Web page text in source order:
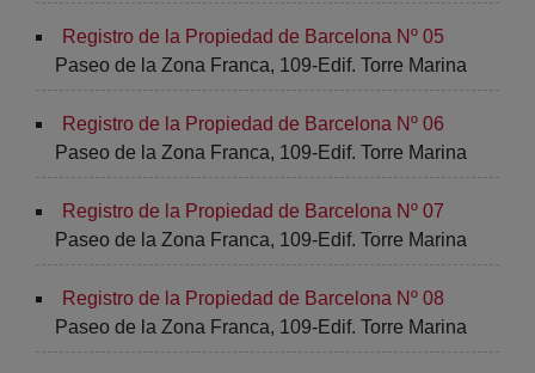
Registro de la Propiedad de Barcelona Nº 05
Paseo de la Zona Franca, 109-Edif. Torre Marina
Registro de la Propiedad de Barcelona Nº 06
Paseo de la Zona Franca, 109-Edif. Torre Marina
Registro de la Propiedad de Barcelona Nº 07
Paseo de la Zona Franca, 109-Edif. Torre Marina
Registro de la Propiedad de Barcelona Nº 08
Paseo de la Zona Franca, 109-Edif. Torre Marina